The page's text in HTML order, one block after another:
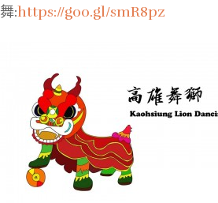
舞:https://goo.gl/smR8pz